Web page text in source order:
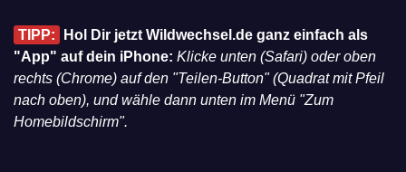
TIPP:
Hol Dir jetzt Wildwechsel.de ganz einfach als
"App" auf dein iPhone: Klicke unten (Safari) oder oben
rechts (Chrome) auf den "Teilen-Button" (Quadrat mit Pfeil
nach oben), und wähle dann unten im Menü "Zum
Homebildschirm".